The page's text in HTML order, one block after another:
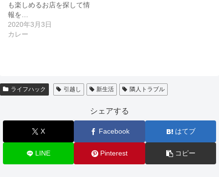
も楽しめるお店を探して情
報を…
2020年3月3日
カレー
ライフハック 引越し 新生活 隣人トラブル
シェアする
X Facebook はてブ
LINE Pinterest コピー